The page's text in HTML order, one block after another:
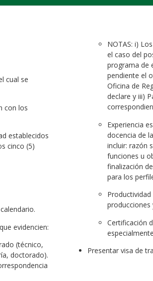
cual se
con los
establecidos
cinco (5)
evidencien:
(técnico,
doctorado).
NOTAS: i)
el caso del
programa de
pendiente el
Oficina de
declare y iii)
Experiencia
docencia de
incluir: razón
funciones u
finalización
para los
producciones
Certificación
Presentar visa de